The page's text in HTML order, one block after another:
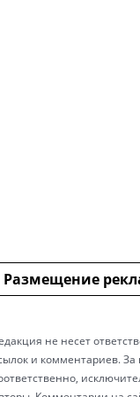
Размещение
не несет
и комментариев. За